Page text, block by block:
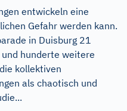
entwickeln eine
Gefahr werden kann.
in Duisburg 21
hunderte weitere
kollektiven
als chaotisch und